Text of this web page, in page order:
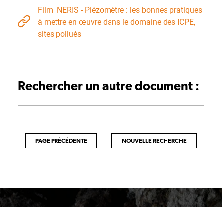
Film INERIS - Piézomètre : les bonnes pratiques
à mettre en œuvre dans le domaine des ICPE,
sites pollués
Rechercher un autre document :
PAGE PRÉCÉDENTE NOUVELLE RECHERCHE